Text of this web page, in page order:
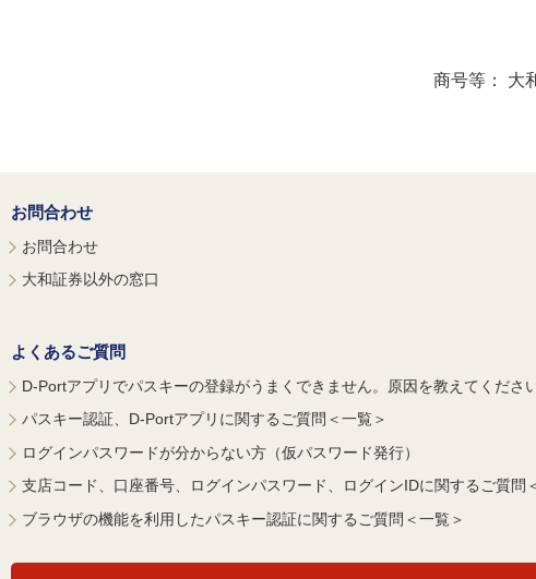
商号等： 大
お問合わせ
お問合わせ
大和証券以外の窓口
よくあるご質問
D-Portアプリでパスキーの登録がうまくできません。原因を教えてください
パスキー認証、D-Portアプリに関するご質問＜一覧＞
ログインパスワードが分からない方（仮パスワード発行）
支店コード、口座番号、ログインパスワード、ログインIDに関するご質問
ブラウザの機能を利用したパスキー認証に関するご質問＜一覧＞